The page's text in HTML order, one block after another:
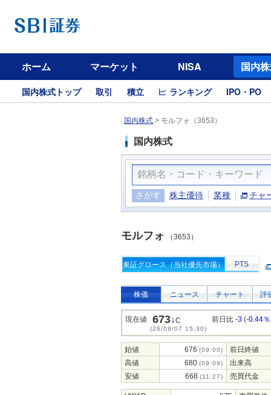
ホーム マーケット NISA 国内
国内株式トップ 取引 積立 ランキング IPO・PO
国内株式 > モルフォ（3653）
国内株式
さがす 株主優待 業種 チャ
モルフォ （3653）
東証グロース（当社優先市場） PTS
株価 ニュース チャート 評
現在値 673↓C
(26/08/07 15:30)
前日比 -3 (-0.44％
始値 676 (09:00)
前日終値
高値
680 (09:09)
出来高
安値
668 (11:27) 売買代金